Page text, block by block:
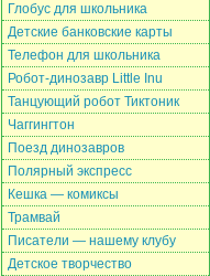
Глобус для школьника
Детские банковские карты
Телефон для школьника
Робот-динозавр Little Inu
Танцующий робот Тиктоник
Чаггингтон
Поезд динозавров
Полярный экспресс
Кешка — комиксы
Трамвай
Писатели — нашему клубу
Детское творчество